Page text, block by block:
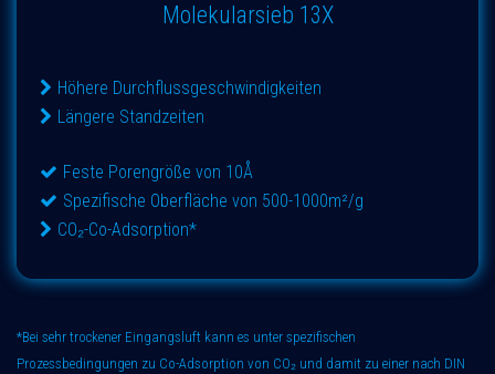
Molekularsieb 13X
Höhere Durchflussgeschwindigkeiten
Längere Standzeiten
Feste Porengröße von 10Å
Spezifische Oberfläche von 500-1000m²/g
CO₂-Co-Adsorption*
*Bei sehr trockener Eingangsluft kann es unter spezifischen
Prozessbedingungen zu Co-Adsorption von CO₂ und damit zu einer nach DIN